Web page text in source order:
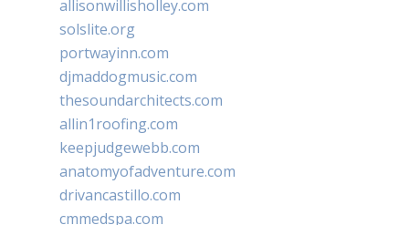
allisonwillisholley.com
solslite.org
portwayinn.com
djmaddogmusic.com
thesoundarchitects.com
allin1roofing.com
keepjudgewebb.com
anatomyofadventure.com
drivancastillo.com
cmmedspa.com